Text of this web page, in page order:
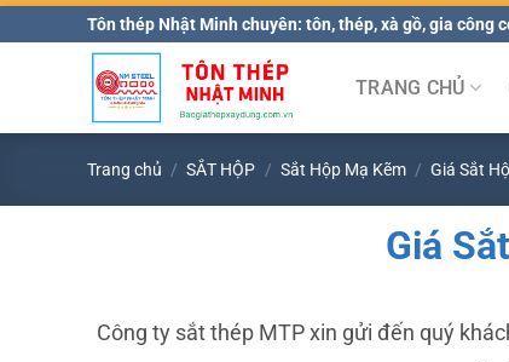
qua
Tôn thép Nhật Minh chuyên: tôn, thép, xà gồ, gia công
TRANG CHỦ
Trang chủ / SẮT HỘP / Sắt Hộp Mạ Kẽm / Giá Sắt
Giá
Công ty sắt thép MTP xin gửi đến quý